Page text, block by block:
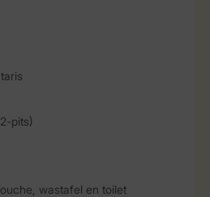
pits)
wastafel en toilet